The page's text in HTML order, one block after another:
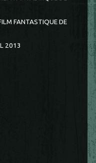
FANTASTIQUE DE
2013